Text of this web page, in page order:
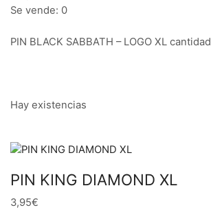
Se vende: 0
PIN BLACK SABBATH – LOGO XL cantidad
Hay existencias
PIN KING DIAMOND XL
3,95€